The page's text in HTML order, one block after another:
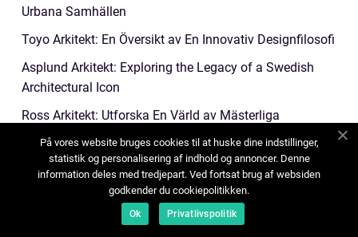
Urbana Samhällen
Toyo Arkitekt: En Översikt av En Innovativ Designfilosofi
Asplund Arkitekt: Exploring the Legacy of a Swedish
Architectural Icon
Ross Arkitekt: Utforska En Värld av Mästerliga
Konstverk
Klassisk arkitektur: En djupdykning i tidlös elegans
Arkitektur är en konstform som har fascinerat
människor i århundraden och har spelat en avgörande
På vores website bruges cookies til at huske dine indstillinger,
statistik og personalisering af indhold og annoncer. Denne
information deles med tredjepart. Ved fortsat brug af websiden
godkender du cookiepolitikken.
Ok Privatlivspolitik